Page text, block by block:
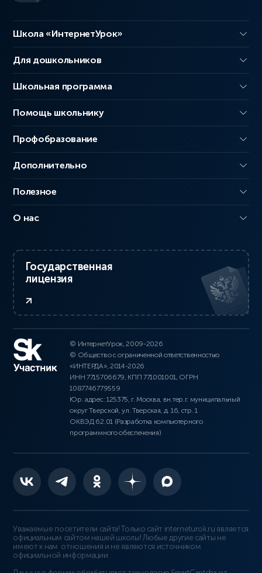
Школа «ИнтернетУрок»
Для дошкольников
Школьная программа
Помощь школьнику
Профобразование
Дополнительно
Полезное
О нас
Государственная
лицензия
© ИнтернетУрок, 2009-2026
© Общество с ограниченной ответственностью
«ИНТЕРДА», 2014-2026
ИНН 7715706679, КПП 771001001, ОГРН
1087746779559
Юр. адрес: 125375, г. Москва, вн.тер.г. муниципальный
округ Тверской, ул. Тверская, д. 16, стр. 1
ОКВЭД 62.01 (Разработка компьютерного
программного обеспечения)
Уважаемые посетители сайта! Только сайт interneturok.ru является
официальным сайтом нашей школы! Любые другие сайты не
имеют к нам отношения и не являются источником
официальной информации.